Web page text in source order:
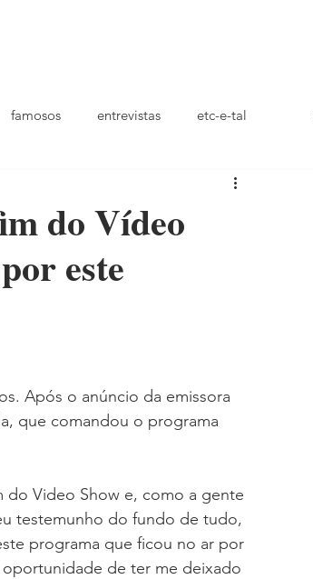
famosos entrevistas etc-e-tal
do Vídeo
este
Após o anúncio da emissora
que comandou o programa
Video Show e, como a gente
testemunho do fundo de tudo,
programa que ficou no ar por
de ter me deixado